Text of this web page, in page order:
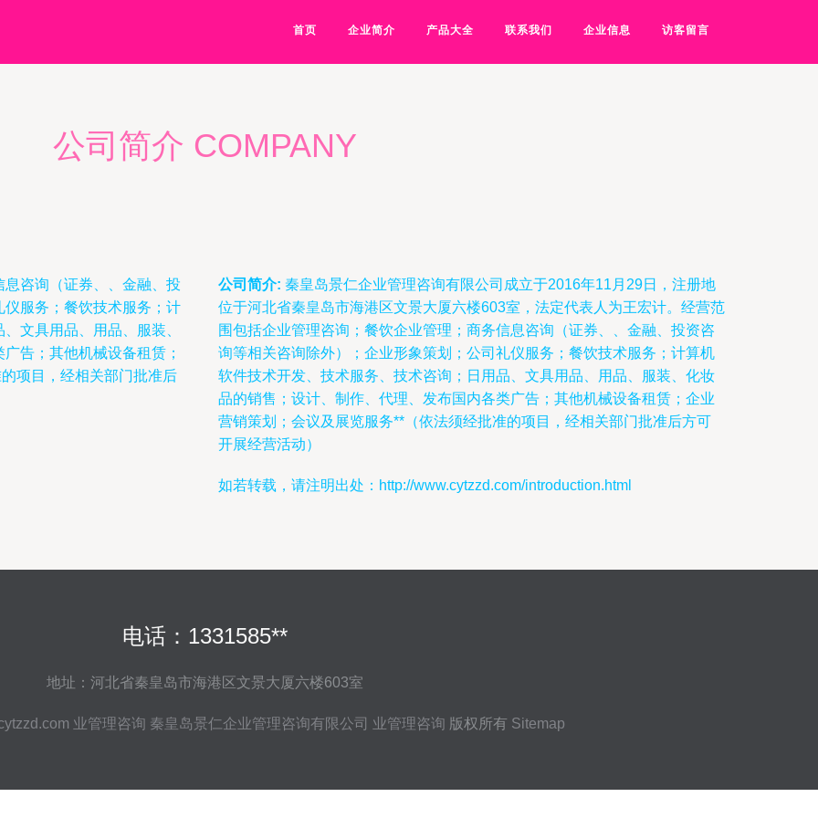
首页 企业简介 产品大全 联系我们 企业信息 访客留言
公司简介 COMPANY
咨询（证券、、金融、投
服务；餐饮技术服务；计
文具用品、用品、服装、
告；其他机械设备租赁；
项目，经相关部门批准后
公司简介: 秦皇岛景仁企业管理咨询有限公司成立于2016年11月29日，注册地
位于河北省秦皇岛市海港区文景大厦六楼603室，法定代表人为王宏计。经营范
围包括企业管理咨询；餐饮企业管理；商务信息咨询（证券、、金融、投资咨
询等相关咨询除外）；企业形象策划；公司礼仪服务；餐饮技术服务；计算机
软件技术开发、技术服务、技术咨询；日用品、文具用品、用品、服装、化妆
品的销售；设计、制作、代理、发布国内各类广告；其他机械设备租赁；企业
营销策划；会议及展览服务**（依法须经批准的项目，经相关部门批准后方可
开展经营活动）
如若转载，请注明出处：http://www.cytzzd.com/introduction.html
电话：1331585**
地址：河北省秦皇岛市海港区文景大厦六楼603室
业管理咨询 秦皇岛景仁企业管理咨询有限公司 业管理咨询 版权所有 Sitemap